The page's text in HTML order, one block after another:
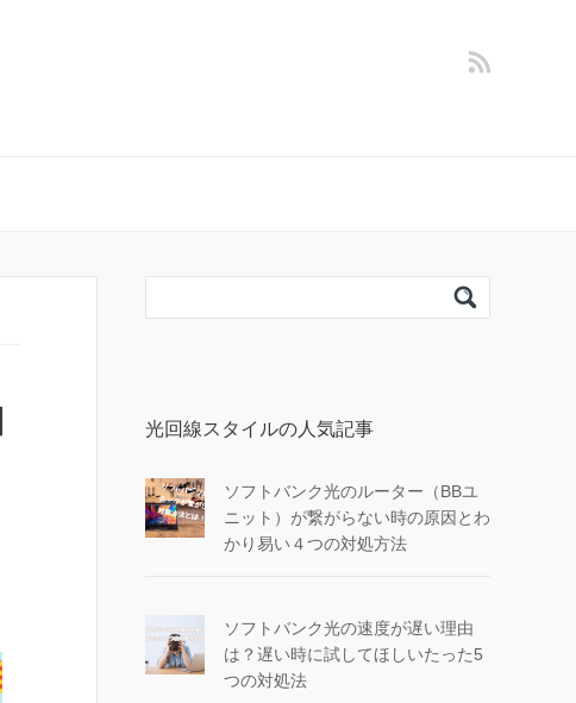
光回線スタイルの人気記事
ソフトバンク光のルーター（BBユ
ニット）が繋がらない時の原因とわ
かり易い４つの対処方法
ソフトバンク光の速度が遅い理由
は？遅い時に試してほしいたった5
つの対処法